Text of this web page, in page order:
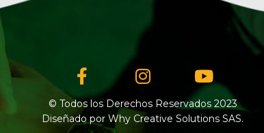
Facebook-
f
InstagramYoutube
© Todos los Derechos Reservados 2023
Diseñado por Why Creative Solutions SAS.